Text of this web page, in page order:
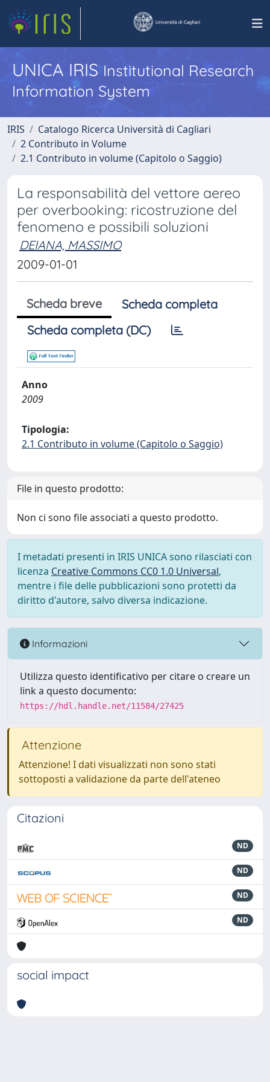
UNICA IRISInstitutional Research
Information System
IRIS
Catalogo Ricerca Università di Cagliari
2 Contributo in Volume
2.1 Contributo in volume (Capitolo o Saggio)
La responsabilità del vettore aereo
per overbooking: ricostruzione del
fenomeno e possibili soluzioni
DEIANA, MASSIMO
2009-01-01
Scheda breve
Scheda completa
Scheda completa (DC)
Anno
2009
Tipologia:
2.1 Contributo in volume (Capitolo o Saggio)
File in questo prodotto:
Non ci sono file associati a questo prodotto.
I metadati presenti in IRIS UNICA sono rilasciati con
licenza Creative Commons CC0 1.0 Universal,
mentre i file delle pubblicazioni sono protetti da
diritto d'autore, salvo diversa indicazione.
Informazioni
Utilizza questo identificativo per citare o creare un
link a questo documento:
https://hdl.handle.net/11584/27425
Attenzione
Attenzione! I dati visualizzati non sono stati
sottoposti a validazione da parte dell'ateneo
Citazioni
ND
ND
ND
ND
social impact